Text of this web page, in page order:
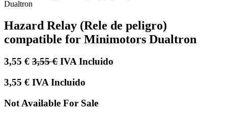
Hazard Relay (Rele de peligro)
compatible for Minimotors Dualtron
3,55 € 3,55€ IVA Incluido
3,55 € IVA Incluido
Not Available For Sale